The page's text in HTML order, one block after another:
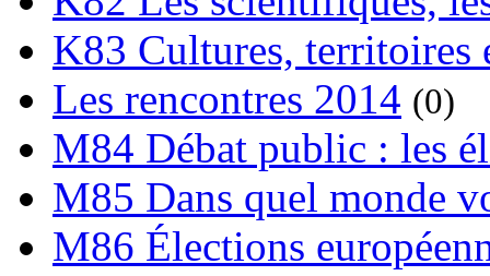
K83 Cultures, territoires
Les rencontres 2014 (0)
M84 Débat public : les
M85 Dans quel monde
M86 Élections